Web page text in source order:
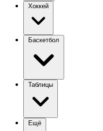
Хоккей
Баскетбол
Таблицы
Ещё